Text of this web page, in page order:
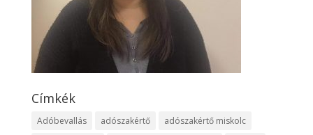
Címkék
Adóbevallás adószakértő
adószakértő miskolc